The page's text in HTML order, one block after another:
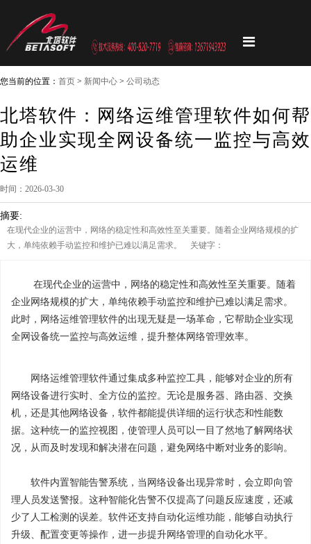
您当前的位置： 首页 > 新闻中心 > 公司动态
北塔软件：网络运维管理软件如何帮
助企业实现全网设备统一监控与高效
运维
时间：2026-03-30
摘要:
在现代企业的运营中，网络的稳定性和高效性至关重要。随着企业网络规模的扩
大，单纯依赖手动监控和维护已难以满足需求。 关键字：
在现代企业的运营中，网络的稳定性和高效性至关重要。随着
企业网络规模的扩大，单纯依赖手动监控和维护已难以满足需求。
此时，网络运维管理软件的出现无疑是一场革命，它帮助企业实现
全网设备统一监控与高效运维，提升整体网络管理效率。
网络运维管理软件通过集成多种监控工具，能够对企业的所有
网络设备进行实时、全方位的监控。无论是服务器、路由器、交换
机，还是其他网络设备，软件都能提供详细的运行状态和性能数
据。这种统一的监控视图，使管理人员可以一目了然地了解网络状
况，从而及时发现和解决潜在问题，避免网络中断对业务的影响。
软件内置智能告警系统，当网络设备出现异常时，会立即向管
理人员发送警报。这种智能化告警不仅提高了问题反应速度，还减
少了人工检测的误差。软件还支持自动化运维功能，能够自动执行
升级、配置变更等操作，进一步提升网络管理的自动化水平。